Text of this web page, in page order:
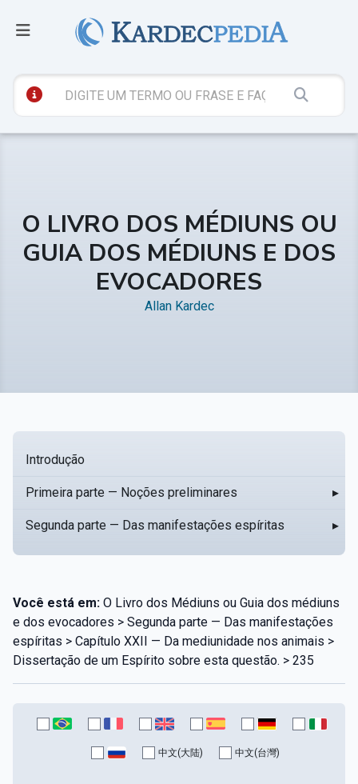
O LIVRO DOS MÉDIUNS OU
GUIA DOS MÉDIUNS E DOS
EVOCADORES
Allan Kardec
Introdução
Primeira parte — Noções preliminares ▸
Segunda parte — Das manifestações espíritas ▸
Você está em: O Livro dos Médiuns ou Guia dos médiuns
e dos evocadores > Segunda parte — Das manifestações
espíritas > Capítulo XXII — Da mediunidade nos animais >
Dissertação de um Espírito sobre esta questão. > 235
中文(大陆) 中文(台灣)